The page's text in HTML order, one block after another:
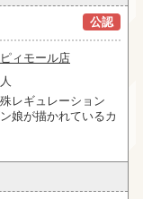
公認
ィモール店
レギュレーション
娘が描かれているカ